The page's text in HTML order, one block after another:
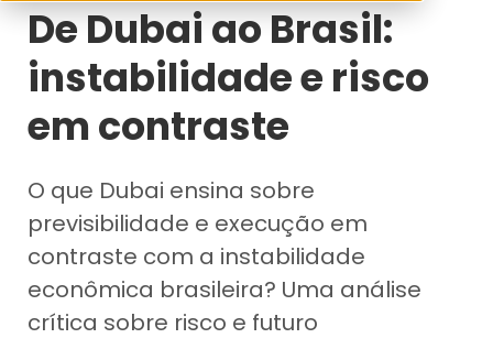
De Dubai ao Brasil:
instabilidade e risco
em contraste
O que Dubai ensina sobre
previsibilidade e execução em
contraste com a instabilidade
econômica brasileira? Uma análise
crítica sobre risco e futuro